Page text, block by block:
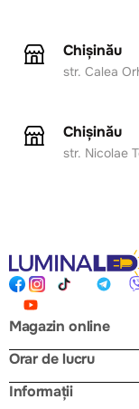
Chișinău
str. Calea
Chișinău
str. Nicolae
Magazin online
Orar de lucru
Informații